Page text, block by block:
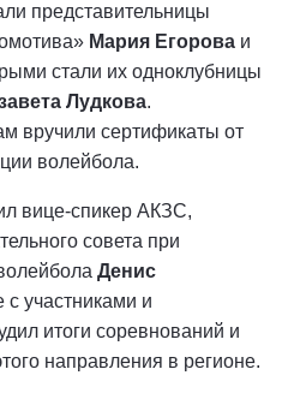
представительницы
Мария Егорова и
стали их одноклубницы
Лудкова.
вручили сертификаты от
волейбола.
вице-спикер АКЗС,
совета при
Денис
с участниками и
итоги соревнований и
направления в регионе.